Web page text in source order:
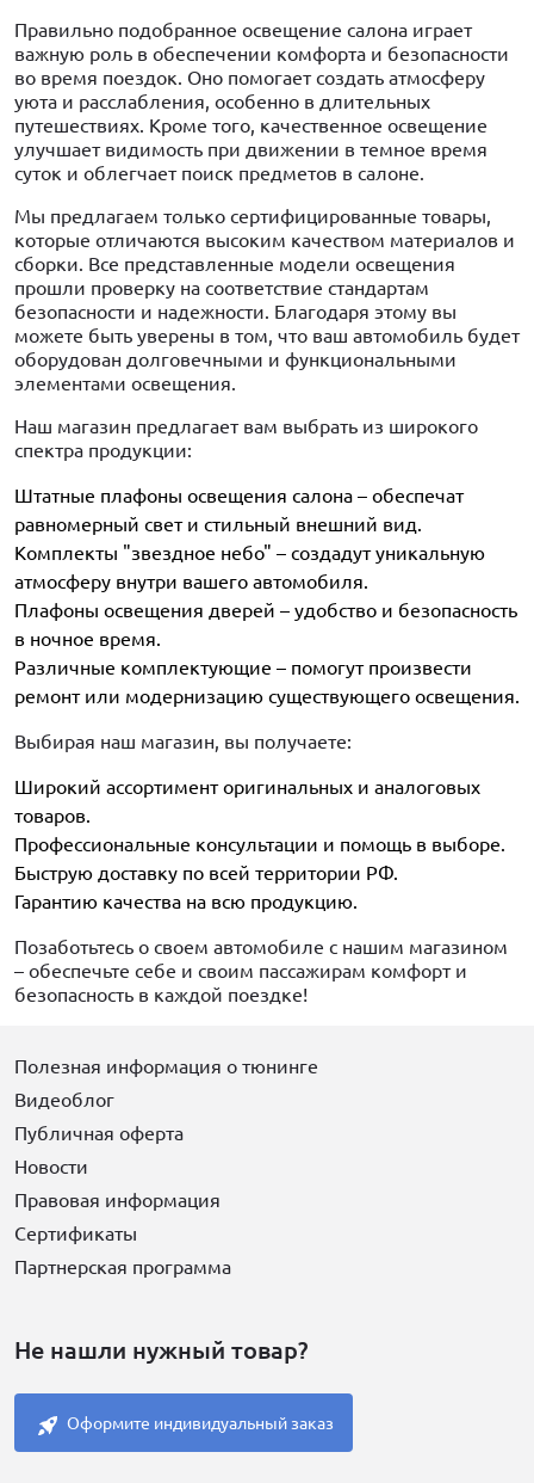
Правильно подобранное освещение салона играет
важную роль в обеспечении комфорта и безопасности
во время поездок. Оно помогает создать атмосферу
уюта и расслабления, особенно в длительных
путешествиях. Кроме того, качественное освещение
улучшает видимость при движении в темное время
суток и облегчает поиск предметов в салоне.
Мы предлагаем только сертифицированные товары,
которые отличаются высоким качеством материалов и
сборки. Все представленные модели освещения
прошли проверку на соответствие стандартам
безопасности и надежности. Благодаря этому вы
можете быть уверены в том, что ваш автомобиль будет
оборудован долговечными и функциональными
элементами освещения.
Наш магазин предлагает вам выбрать из широкого
спектра продукции:
Штатные плафоны освещения салона – обеспечат
равномерный свет и стильный внешний вид.
Комплекты "звездное небо" – создадут уникальную
атмосферу внутри вашего автомобиля.
Плафоны освещения дверей – удобство и безопасность
в ночное время.
Различные комплектующие – помогут произвести
ремонт или модернизацию существующего освещения.
Выбирая наш магазин, вы получаете:
Широкий ассортимент оригинальных и аналоговых
товаров.
Профессиональные консультации и помощь в выборе.
Быструю доставку по всей территории РФ.
Гарантию качества на всю продукцию.
Позаботьтесь о своем автомобиле с нашим магазином
– обеспечьте себе и своим пассажирам комфорт и
безопасность в каждой поездке!
Полезная информация о тюнинге
Видеоблог
Публичная оферта
Новости
Правовая информация
Сертификаты
Партнерская программа
Не нашли нужный товар?
Оформите индивидуальный заказ